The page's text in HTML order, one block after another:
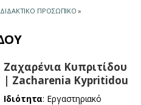
ΠΡΟΣΩΠΙΚΟ »
Ζαχαρένια Κυπριτίδου
| Zacharenia Kypritidou
Ιδιότητα: Εργαστηριακό